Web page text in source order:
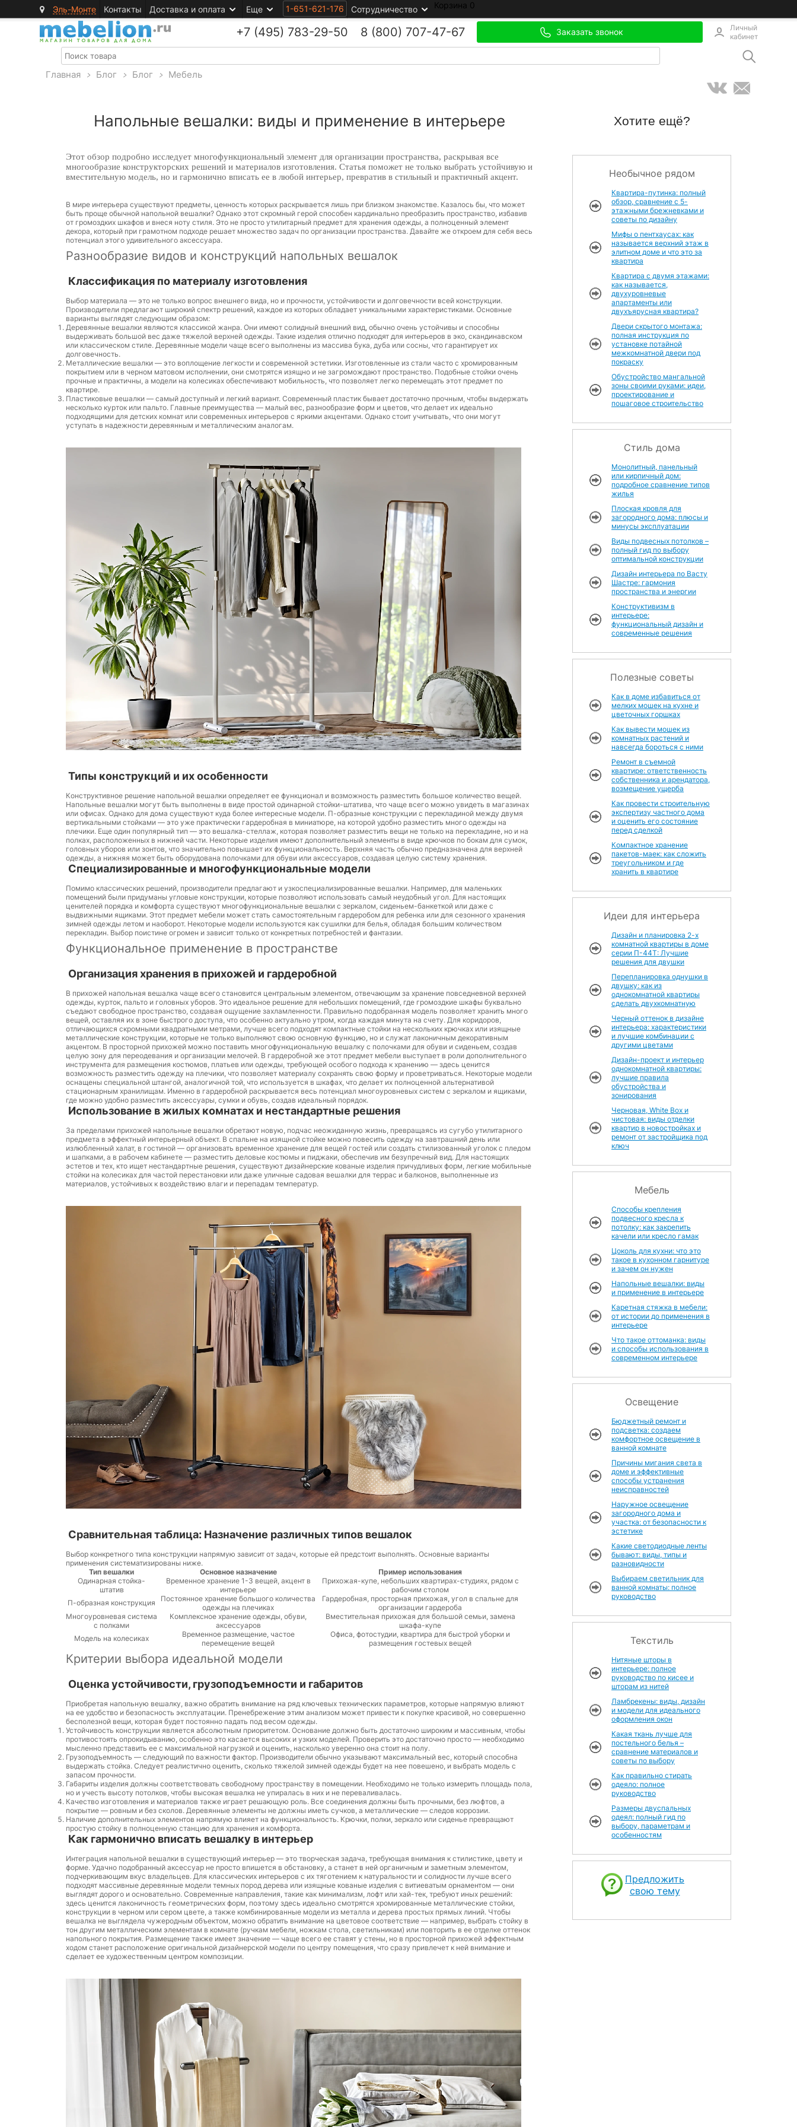
Эль-Монте Контакты Доставка и оплата Еще 1-651-621-176 Сотрудничество Корзина 0
+7 (495) 783-29-50 8 (800) 707-47-67 Заказать звонок
Личный
кабинет
Главная > Блог > Блог > Мебель
Напольные вешалки: виды и применение в интерьере
Этот обзор подробно исследует многофункциональный элемент для организации пространства, раскрывая все
многообразие конструкторских решений и материалов изготовления. Статья поможет не только выбрать устойчивую и
вместительную модель, но и гармонично вписать ее в любой интерьер, превратив в стильный и практичный акцент.
В мире интерьера существуют предметы, ценность которых раскрывается лишь при близком знакомстве. Казалось бы, что может
быть проще обычной напольной вешалки? Однако этот скромный герой способен кардинально преобразить пространство, избавив
от громоздких шкафов и внеся ноту стиля. Это не просто утилитарный предмет для хранения одежды, а полноценный элемент
декора, который при грамотном подходе решает множество задач по организации пространства. Давайте же откроем для себя весь
потенциал этого удивительного аксессуара.
Разнообразие видов и конструкций напольных вешалок
Классификация по материалу изготовления
Выбор материала — это не только вопрос внешнего вида, но и прочности, устойчивости и долговечности всей конструкции.
Производители предлагают широкий спектр решений, каждое из которых обладает уникальными характеристиками. Основные
варианты выглядят следующим образом:
Деревянные вешалки являются классикой жанра. Они имеют солидный внешний вид, обычно очень устойчивы и способны
выдерживать большой вес даже тяжелой верхней одежды. Такие изделия отлично подходят для интерьеров в эко, скандинавском
или классическом стиле. Деревянные модели чаще всего выполнены из массива бука, дуба или сосны, что гарантирует их
долговечность.
Металлические вешалки — это воплощение легкости и современной эстетики. Изготовленные из стали часто с хромированным
покрытием или в черном матовом исполнении, они смотрятся изящно и не загромождают пространство. Подобные стойки очень
прочные и практичны, а модели на колесиках обеспечивают мобильность, что позволяет легко перемещать этот предмет по
квартире.
Пластиковые вешалки — самый доступный и легкий вариант. Современный пластик бывает достаточно прочным, чтобы выдержать
несколько курток или пальто. Главные преимущества — малый вес, разнообразие форм и цветов, что делает их идеально
подходящими для детских комнат или современных интерьеров с яркими акцентами. Однако стоит учитывать, что они могут
уступать в надежности деревянным и металлическим аналогам.
Типы конструкций и их особенности
Конструктивное решение напольной вешалки определяет ее функционал и возможность разместить большое количество вещей.
Напольные вешалки могут быть выполнены в виде простой одинарной стойки-штатива, что чаще всего можно увидеть в магазинах
или офисах. Однако для дома существуют куда более интересные модели. П-образные конструкции с перекладиной между двумя
вертикальными стойками — это уже практически гардеробная в миниатюре, на которой удобно разместить много одежды на
плечики. Еще один популярный тип — это вешалка-стеллаж, которая позволяет разместить вещи не только на перекладине, но и на
полках, расположенных в нижней части. Некоторые изделия имеют дополнительный элементы в виде крючков по бокам для сумок,
головных уборов или зонтов, что значительно повышает их функциональность. Верхняя часть обычно предназначена для верхней
одежды, а нижняя может быть оборудована полочками для обуви или аксессуаров, создавая целую систему хранения.
Специализированные и многофункциональные модели
Помимо классических решений, производители предлагают и узкоспециализированные вешалки. Например, для маленьких
помещений были придуманы угловые конструкции, которые позволяют использовать самый неудобный угол. Для настоящих
ценителей порядка и комфорта существуют многофункциональные вешалки с зеркалом, сиденьем-банкеткой или даже с
выдвижными ящиками. Этот предмет мебели может стать самостоятельным гардеробом для ребенка или для сезонного хранения
зимней одежды летом и наоборот. Некоторые модели используются как сушилки для белья, обладая большим количеством
перекладин. Выбор поистине огромен и зависит только от конкретных потребностей и фантазии.
Функциональное применение в пространстве
Организация хранения в прихожей и гардеробной
В прихожей напольная вешалка чаще всего становится центральным элементом, отвечающим за хранение повседневной верхней
одежды, курток, пальто и головных уборов. Это идеальное решение для небольших помещений, где громоздкие шкафы буквально
съедают свободное пространство, создавая ощущение захламленности. Правильно подобранная модель позволяет хранить много
вещей, оставляя их в зоне быстрого доступа, что особенно актуально утром, когда каждая минута на счету. Для коридоров,
отличающихся скромными квадратными метрами, лучше всего подходят компактные стойки на нескольких крючках или изящные
металлические конструкции, которые не только выполняют свою основную функцию, но и служат лаконичным декоративным
акцентом. В просторной прихожей можно поставить многофункциональную вешалку с полочками для обуви и сиденьем, создав
целую зону для переодевания и организации мелочей. В гардеробной же этот предмет мебели выступает в роли дополнительного
инструмента для размещения костюмов, платьев или одежды, требующей особого подхода к хранению — здесь ценится
возможность разместить одежду на плечики, что позволяет материалу сохранять свою форму и проветриваться. Некоторые модели
оснащены специальной штангой, аналогичной той, что используется в шкафах, что делает их полноценной альтернативой
стационарным хранилищам. Именно в гардеробной раскрывается весь потенциал многоуровневых систем с зеркалом и ящиками,
где можно удобно разместить аксессуары, сумки и обувь, создав идеальный порядок.
Использование в жилых комнатах и нестандартные решения
За пределами прихожей напольные вешалки обретают новую, подчас неожиданную жизнь, превращаясь из сугубо утилитарного
предмета в эффектный интерьерный объект. В спальне на изящной стойке можно повесить одежду на завтрашний день или
излюбленный халат, в гостиной — организовать временное хранение для вещей гостей или создать стилизованный уголок с пледом
и шапками, а в рабочем кабинете — разместить деловые костюмы и пиджаки, обеспечив им безупречный вид. Для настоящих
эстетов и тех, кто ищет нестандартные решения, существуют дизайнерские кованые изделия причудливых форм, легкие мобильные
стойки на колесиках для частой перестановки или даже уличные садовая вешалки для террас и балконов, выполненные из
материалов, устойчивых к воздействию влаги и перепадам температур.
Сравнительная таблица: Назначение различных типов вешалок
Выбор конкретного типа конструкции напрямую зависит от задач, которые ей предстоит выполнять. Основные варианты
применения систематизированы ниже.
Тип вешалки
Основное назначение
Пример использования
Одинарная стойка-
штатив
Временное хранение 1-3 вещей, акцент в
интерьере
Прихожая-купе, небольших квартирах-студиях, рядом с
рабочим столом
П-образная конструкция
Постоянное хранение большого количества
одежды на плечиках
Гардеробная, просторная прихожая, угол в спальне для
организации гардероба
Многоуровневая система
с полками
Комплексное хранение одежды, обуви,
аксессуаров
Вместительная прихожая для большой семьи, замена
шкафа-купе
Модель на колесиках
Временное размещение, частое
перемещение вещей
Офиса, фотостудии, квартира для быстрой уборки и
размещения гостевых вещей
Критерии выбора идеальной модели
Оценка устойчивости, грузоподъемности и габаритов
Приобретая напольную вешалку, важно обратить внимание на ряд ключевых технических параметров, которые напрямую влияют
на ее удобство и безопасность эксплуатации. Пренебрежение этим анализом может привести к покупке красивой, но совершенно
бесполезной вещи, которая будет постоянно падать под весом одежды.
Устойчивость конструкции является абсолютным приоритетом. Основание должно быть достаточно широким и массивным, чтобы
противостоять опрокидыванию, особенно это касается высоких и узких моделей. Проверить это достаточно просто — необходимо
мысленно представить ее с максимальной нагрузкой и оценить, насколько уверенно она стоит на полу.
Грузоподъемность — следующий по важности фактор. Производители обычно указывают максимальный вес, который способна
выдержать стойка. Следует реалистично оценить, сколько тяжелой зимней одежды будет на нее повешено, и выбрать модель с
запасом прочности.
Габариты изделия должны соответствовать свободному пространству в помещении. Необходимо не только измерить площадь пола,
но и учесть высоту потолков, чтобы высокая вешалка не упиралась в них и не переваливалась.
Качество изготовления и материалов также играет решающую роль. Все соединения должны быть прочными, без люфтов, а
покрытие — ровным и без сколов. Деревянные элементы не должны иметь сучков, а металлические — следов коррозии.
Наличие дополнительных элементов напрямую влияет на функциональность. Крючки, полки, зеркало или сиденье превращают
простую стойку в полноценную станцию для хранения и комфорта.
Как гармонично вписать вешалку в интерьер
Интеграция напольной вешалки в существующий интерьер — это творческая задача, требующая внимания к стилистике, цвету и
форме. Удачно подобранный аксессуар не просто впишется в обстановку, а станет в ней органичным и заметным элементом,
подчеркивающим вкус владельцев. Для классических интерьеров с их тяготением к натуральности и солидности лучше всего
подходят массивные деревянные модели темных пород дерева или изящные кованые изделия с витиеватым орнаментом — они
выглядят дорого и основательно. Современные направления, такие как минимализм, лофт или хай-тек, требуют иных решений:
здесь ценится лаконичность геометрических форм, поэтому здесь идеально смотрятся хромированные металлические стойки,
конструкции в черном или сером цвете, а также комбинированные модели из металла и дерева простых прямых линий. Чтобы
вешалка не выглядела чужеродным объектом, можно обратить внимание на цветовое соответствие — например, выбрать стойку в
тон другим металлическим элементам в комнате (ручкам мебели, ножкам стола, светильникам) или повторить в ее отделке оттенок
напольного покрытия. Размещение также имеет значение — чаще всего ее ставят у стены, но в просторной прихожей эффектным
ходом станет расположение оригинальной дизайнерской модели по центру помещения, что сразу привлечет к ней внимание и
сделает ее художественным центром композиции.
Хотите ещё?
Необычное рядом
Квартира-путинка: полный
обзор, сравнение с 5-
этажными брежневками и
советы по дизайну
Мифы о пентхаусах: как
называется верхний этаж в
элитном доме и что это за
квартира
Квартира с двумя этажами:
как называется,
двухуровневые
апартаменты или
двухъярусная квартира?
Двери скрытого монтажа:
полная инструкция по
установке потайной
межкомнатной двери под
покраску
Обустройство мангальной
зоны своими руками: идеи,
проектирование и
пошаговое строительство
Стиль дома
Монолитный, панельный
или кирпичный дом:
подробное сравнение типов
жилья
Плоская кровля для
загородного дома: плюсы и
минусы эксплуатации
Виды подвесных потолков –
полный гид по выбору
оптимальной конструкции
Дизайн интерьера по Васту
Шастре: гармония
пространства и энергии
Конструктивизм в
интерьере:
функциональный дизайн и
современные решения
Полезные советы
Как в доме избавиться от
мелких мошек на кухне и
цветочных горшках
Как вывести мошек из
комнатных растений и
навсегда бороться с ними
Ремонт в съемной
квартире: ответственность
собственника и арендатора,
возмещение ущерба
Как провести строительную
экспертизу частного дома
и оценить его состояние
перед сделкой
Компактное хранение
пакетов-маек: как сложить
треугольником и где
хранить в квартире
Идеи для интерьера
Дизайн и планировка 2-х
комнатной квартиры в доме
серии П-44Т: Лучшие
решения для двушки
Перепланировка однушки в
двушку: как из
однокомнатной квартиры
сделать двухкомнатную
Черный оттенок в дизайне
интерьера: характеристики
и лучшие комбинации с
другими цветами
Дизайн-проект и интерьер
однокомнатной квартиры:
лучшие правила
обустройства и
зонирования
Черновая, White Box и
чистовая: виды отделки
квартир в новостройках и
ремонт от застройщика под
ключ
Мебель
Способы крепления
подвесного кресла к
потолку: как закрепить
качели или кресло гамак
Цоколь для кухни: что это
такое в кухонном гарнитуре
и зачем он нужен
Напольные вешалки: виды
и применение в интерьере
Каретная стяжка в мебели:
от истории до применения в
интерьере
Что такое оттоманка: виды
и способы использования в
современном интерьере
Освещение
Бюджетный ремонт и
подсветка: создаем
комфортное освещение в
ванной комнате
Причины мигания света в
доме и эффективные
способы устранения
неисправностей
Наружное освещение
загородного дома и
участка: от безопасности к
эстетике
Какие светодиодные ленты
бывают: виды, типы и
разновидности
Выбираем светильник для
ванной комнаты: полное
руководство
Текстиль
Нитяные шторы в
интерьере: полное
руководство по кисее и
шторам из нитей
Ламбрекены: виды, дизайн
и модели для идеального
оформления окон
Какая ткань лучше для
постельного белья –
сравнение материалов и
советы по выбору
Как правильно стирать
одеяло: полное
руководство
Размеры двуспальных
одеял: полный гид по
выбору, параметрам и
особенностям
Предложить
свою тему